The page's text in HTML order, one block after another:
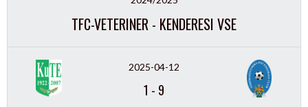
TFC-VETERINER - KENDERESI VSE
2025-04-12
1 - 9